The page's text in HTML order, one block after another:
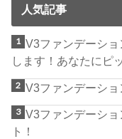
人気記事
V3ファンデーシ
します！あなたにピ
V3ファンデーシ
V3ファンデーシ
ト！